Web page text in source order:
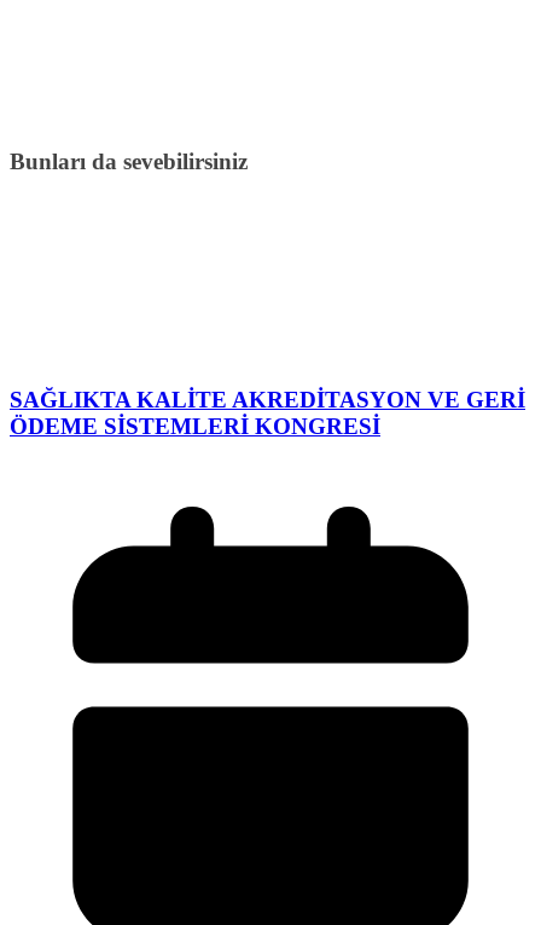
Bunları da sevebilirsiniz
SAĞLIKTA KALİTE AKREDİTASYON VE GERİ
ÖDEME SİSTEMLERİ KONGRESİ